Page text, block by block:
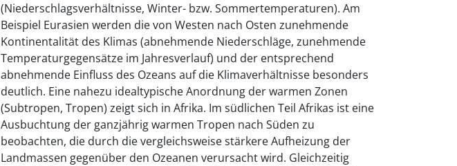
(Niederschlagsverhältnisse, Winter- bzw. Sommertemperaturen). Am
Beispiel Eurasien werden die von Westen nach Osten zunehmende
Kontinentalität des Klimas (abnehmende Niederschläge, zunehmende
Temperaturgegensätze im Jahresverlauf) und der entsprechend
abnehmende Einfluss des Ozeans auf die Klimaverhältnisse besonders
deutlich. Eine nahezu idealtypische Anordnung der warmen Zonen
(Subtropen, Tropen) zeigt sich in Afrika. Im südlichen Teil Afrikas ist eine
Ausbuchtung der ganzjährig warmen Tropen nach Süden zu
beobachten, die durch die vergleichsweise stärkere Aufheizung der
Landmassen gegenüber den Ozeanen verursacht wird. Gleichzeitig